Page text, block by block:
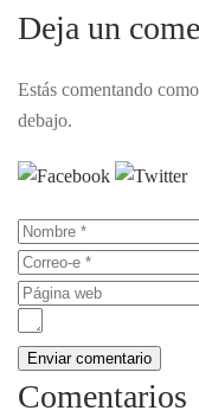
Deja un
Estás comentando
debajo.
Comentarios